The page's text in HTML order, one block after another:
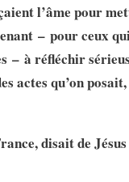
l’âme pour
– pour ceux
– à réfléchir
actes qu’on
disait de Jésus